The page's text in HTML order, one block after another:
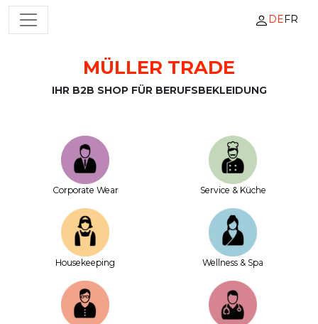
Zum Inhalt springen
HAUPTNAVIGATION DEFR
MÜLLER TRADE
IHR B2B SHOP FÜR BERUFSBEKLEIDUNG
Corporate Wear Service & Küche
House­keeping Wellness & Spa